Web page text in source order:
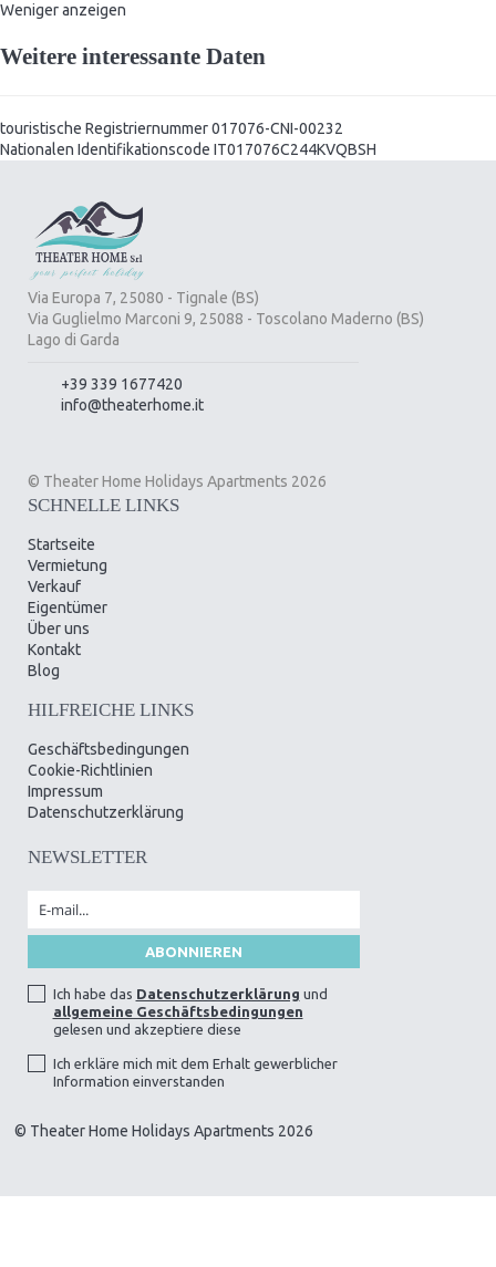
Weniger anzeigen
Weitere interessante Daten
touristische Registriernummer017076-CNI-00232
Nationalen Identifikationscode IT017076C244KVQBSH
Via Europa 7, 25080 - Tignale (BS)
Via Guglielmo Marconi 9, 25088 - Toscolano Maderno (BS)
Lago di Garda
+39 339 1677420
info@theaterhome.it
© Theater Home Holidays Apartments 2026
SCHNELLE LINKS
Startseite
Vermietung
Verkauf
Eigentümer
Über uns
Kontakt
Blog
HILFREICHE LINKS
Geschäftsbedingungen
Cookie-Richtlinien
Impressum
Datenschutzerklärung
NEWSLETTER
Ich habe das Datenschutzerklärung und
allgemeine Geschäftsbedingungen
gelesen und akzeptiere diese
Ich erkläre mich mit dem Erhalt gewerblicher
Information einverstanden
© Theater Home Holidays Apartments 2026